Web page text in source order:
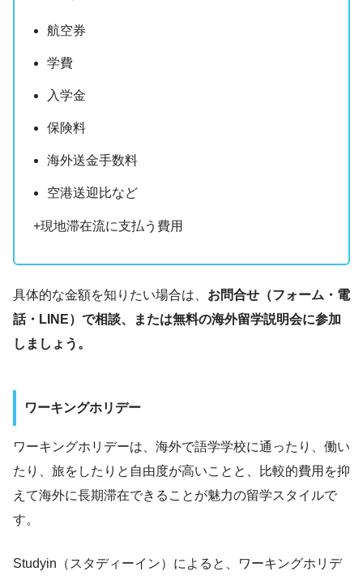
航空券
学費
入学金
保険料
海外送金手数料
空港送迎比など
+現地滞在流に支払う費用
具体的な金額を知りたい場合は、 お問合せ（フォーム・電
話・LINE）で相談、または無料の海外留学説明会に参加
しましょう。
ワーキングホリデー
ワーキングホリデーは、海外で語学学校に通ったり、働い
たり、旅をしたりと自由度が高いことと、比較的費用を抑
えて海外に長期滞在できることが魅力の留学スタイルで
す。
Studyin（スタディーイン）によると、ワーキングホリデ